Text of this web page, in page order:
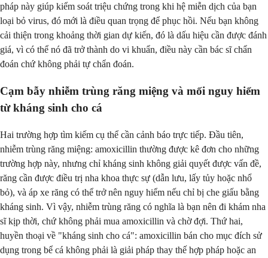
pháp này giúp kiểm soát triệu chứng trong khi hệ miễn dịch của bạn
loại bỏ virus, đó mới là điều quan trọng để phục hồi. Nếu bạn không
cải thiện trong khoảng thời gian dự kiến, đó là dấu hiệu cần được đánh
giá, vì có thể nó đã trở thành do vi khuẩn, điều này cần bác sĩ chẩn
đoán chứ không phải tự chẩn đoán.
Cạm bẫy nhiễm trùng răng miệng và mối nguy hiểm
từ kháng sinh cho cá
Hai trường hợp tìm kiếm cụ thể cần cảnh báo trực tiếp. Đầu tiên,
nhiễm trùng răng miệng: amoxicillin thường được kê đơn cho những
trường hợp này, nhưng chỉ kháng sinh không giải quyết được vấn đề,
răng cần được điều trị nha khoa thực sự (dẫn lưu, lấy tủy hoặc nhổ
bỏ), và áp xe răng có thể trở nên nguy hiểm nếu chỉ bị che giấu bằng
kháng sinh. Vì vậy, nhiễm trùng răng có nghĩa là bạn nên đi khám nha
sĩ kịp thời, chứ không phải mua amoxicillin và chờ đợi. Thứ hai,
huyền thoại về "kháng sinh cho cá": amoxicillin bán cho mục đích sử
dụng trong bể cá không phải là giải pháp thay thế hợp pháp hoặc an